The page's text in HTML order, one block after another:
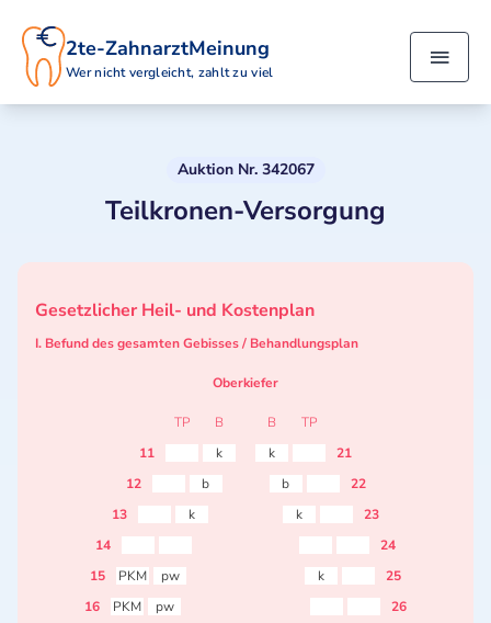
2te-ZahnarztMeinung
Wer nicht vergleicht, zahlt zu viel
Auktion Nr. 342067
Teilkronen-Versorgung
Gesetzlicher Heil- und Kostenplan
I. Befund des gesamten Gebisses / Behandlungsplan
Oberkiefer
TP B B
TP
11
k k
21
12
b b
22
13
k k
23
14
24
15
PKM pw k
25
16
PKM pw
26